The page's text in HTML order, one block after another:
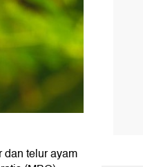
telur ayam